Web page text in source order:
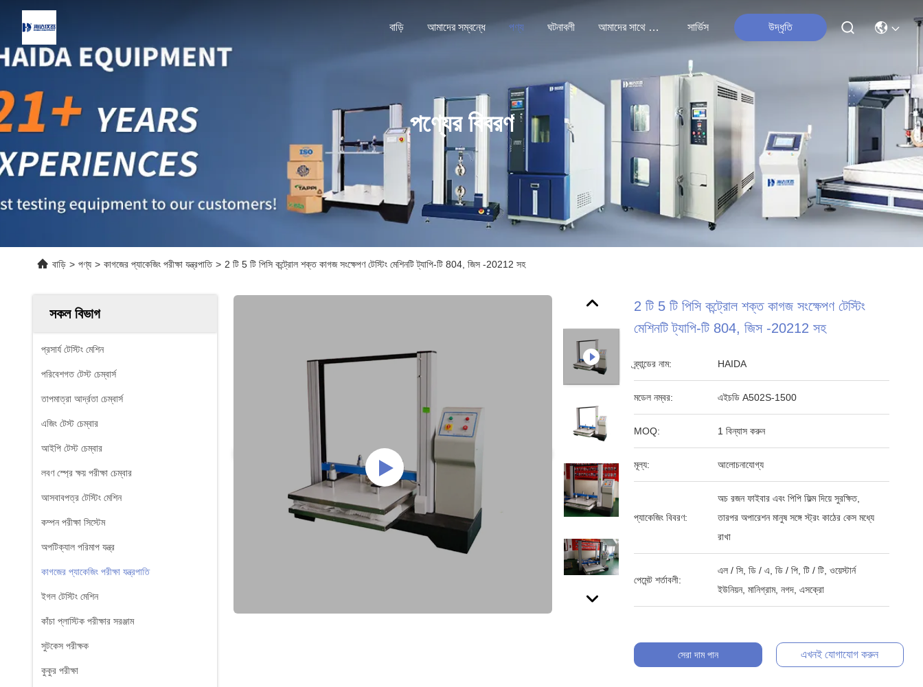
বাড়ি আমাদের সম্বন্ধে পণ্য ঘটনাবলী আমাদের সাথে যোগাযোগ সার্ভিস উদ্ধৃতি
পণ্যের বিবরণ
বাড়ি > পণ্য > কাগজের প্যাকেজিং পরীক্ষা যন্ত্রপাতি > 2 টি 5 টি পিসি কন্ট্রোল শক্ত কাগজ সংক্ষেপণ টেস্টিং মেশিনটি ট্যাপি-টি 804, জিস -20212 সহ
সকল বিভাগ
প্রসার্য টেস্টিং মেশিন
পরিবেশগত টেস্ট চেম্বার্স
তাপমাত্রা আর্দ্রতা চেম্বার্স
এজিং টেস্ট চেম্বার
আইপি টেস্ট চেম্বার
লবণ স্প্রে ক্ষয় পরীক্ষা চেম্বার
আসবাবপত্র টেস্টিং মেশিন
কম্পন পরীক্ষা সিস্টেম
অপটিক্যাল পরিমাপ যন্ত্র
কাগজের প্যাকেজিং পরীক্ষা যন্ত্রপাতি
ইগল টেস্টিং মেশিন
কাঁচা প্লাস্টিক পরীক্ষার সরঞ্জাম
সুটকেস পরীক্ষক
কুকুর পরীক্ষা
2 টি 5 টি পিসি কন্ট্রোল শক্ত কাগজ সংক্ষেপণ টেস্টিং
মেশিনটি ট্যাপি-টি 804, জিস -20212 সহ
ব্র্যান্ডের নাম: HAIDA
মডেল নম্বর: এইচডি A502S-1500
MOQ: 1 বিন্যাস করুন
মূল্য: আলোচনাযোগ্য
প্যাকেজিং বিবরণ:
অচ রজন ফাইবার এবং পিপি ফিল্ম দিয়ে সুরক্ষিত,
তারপর অপারেশন মানুষ সঙ্গে স্ট্রং কাঠের কেস মধ্যে
রাখা
পেমেন্ট শর্তাবলী:
এল / সি, ডি / এ, ডি / পি, টি / টি, ওয়েস্টার্ন
ইউনিয়ন, মানিগ্রাম, নগদ, এসক্রো
সেরা দাম পান এখনই যোগাযোগ করুন